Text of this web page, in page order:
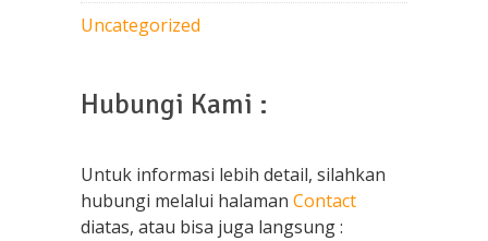
Uncategorized
Hubungi Kami :
Untuk informasi lebih detail, silahkan
hubungi melalui halaman Contact
diatas, atau bisa juga langsung :